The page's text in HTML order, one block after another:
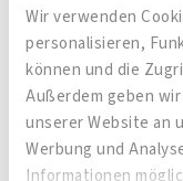
Wir verwenden
personalisieren,
können und die
Außerdem geben
unserer Website an
Werbung und
Informationen